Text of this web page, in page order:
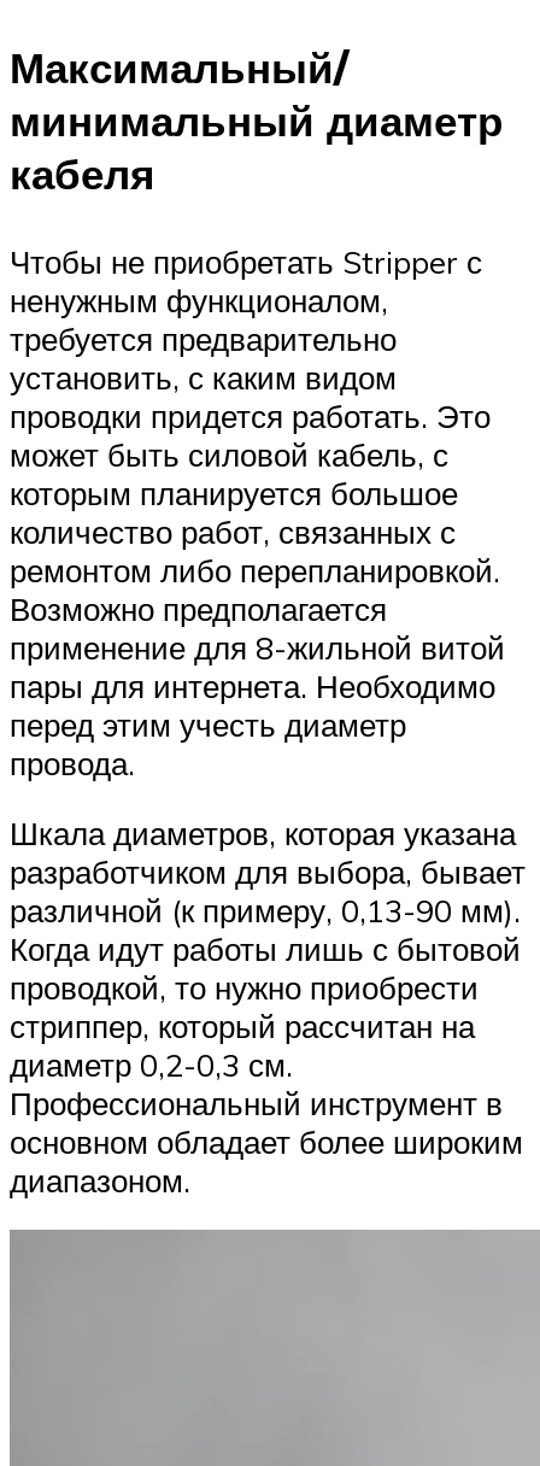
Максимальный/
минимальный диаметр
кабеля
Чтобы не приобретать Stripper с
ненужным функционалом,
требуется предварительно
установить, с каким видом
проводки придется работать. Это
может быть силовой кабель, с
которым планируется большое
количество работ, связанных с
ремонтом либо перепланировкой.
Возможно предполагается
применение для 8-жильной витой
пары для интернета. Необходимо
перед этим учесть диаметр
провода.
Шкала диаметров, которая указана
разработчиком для выбора, бывает
различной (к примеру, 0,13-90 мм).
Когда идут работы лишь с бытовой
проводкой, то нужно приобрести
стриппер, который рассчитан на
диаметр 0,2-0,3 см.
Профессиональный инструмент в
основном обладает более широким
диапазоном.